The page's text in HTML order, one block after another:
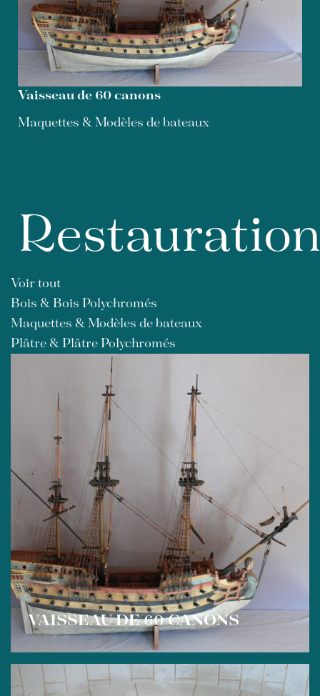
Vaisseau de 60 canons
Maquettes & Modèles de bateaux
Voir tout
Bois & Bois Polychromés
Maquettes & Modèles de bateaux
Plâtre & Plâtre Polychromés
VAISSEAU DE 60 CANONS